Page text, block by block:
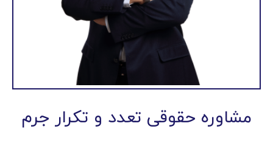
مشاوره حقوقی تعدد و تکرار جرم